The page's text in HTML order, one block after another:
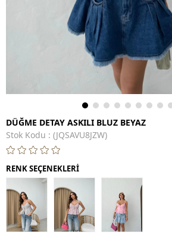
DÜĞME DETAY ASKILI BLUZ BEYAZ
Stok Kodu
(JQSAVU8JZW)
RENK SEÇENEKLERİ